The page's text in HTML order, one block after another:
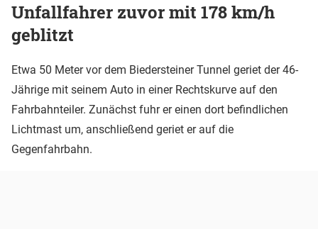
Unfallfahrer zuvor mit 178 km/h
geblitzt
Etwa 50 Meter vor dem Biedersteiner Tunnel geriet der 46-
Jährige mit seinem Auto in einer Rechtskurve auf den
Fahrbahnteiler. Zunächst fuhr er einen dort befindlichen
Lichtmast um, anschließend geriet er auf die
Gegenfahrbahn.